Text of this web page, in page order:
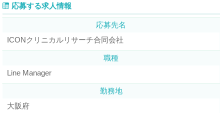
応募する求人情報
応募先名
ICONクリニカルリサーチ合同会社
職種
Line Manager
勤務地
大阪府